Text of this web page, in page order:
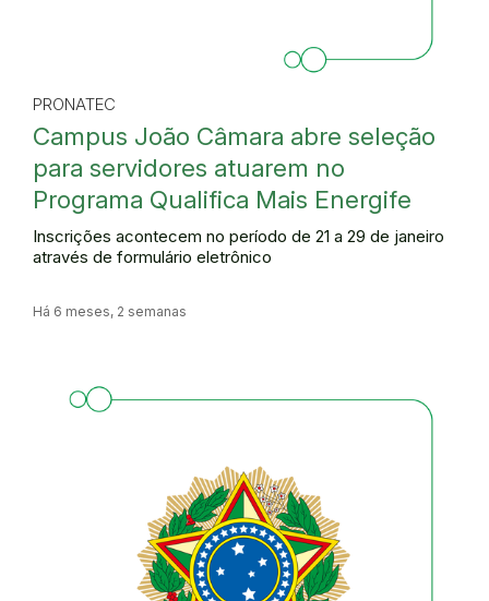
PRONATEC
Campus João Câmara abre seleção
para servidores atuarem no
Programa Qualifica Mais Energife
Inscrições acontecem no período de 21 a 29 de janeiro
através de formulário eletrônico
Há 6 meses, 2 semanas